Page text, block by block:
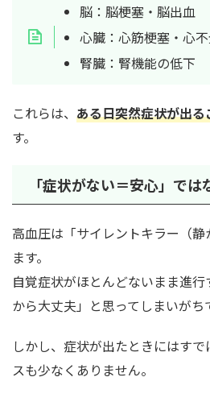
脳：脳梗塞・脳出血
心臓：心筋梗塞・心
腎臓：腎機能の低下
これらは、 ある日突然症状が出る
す。
「症状がない＝安心」では
高血圧は「サイレントキラー（
ます。
自覚症状がほとんどないまま進
から大丈夫」と思ってしまいがち
しかし、症状が出たときにはす
スも少なくありません。